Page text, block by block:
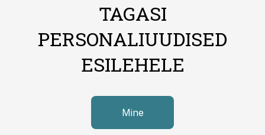
TAGASI
PERSONALIUUDISED
ESILEHELE
Mine